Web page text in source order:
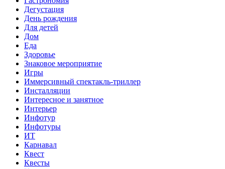
Дегустация
День рождения
Для детей
Дом
Еда
Здоровье
Знаковое мероприятие
Игры
Иммерсивный спектакль-триллер
Инсталляции
Интересное и занятное
Интерьер
Инфотур
Инфотуры
ИТ
Карнавал
Квест
Квесты